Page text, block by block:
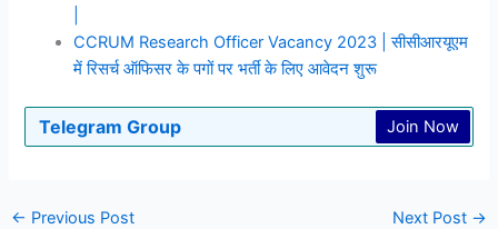
CCRUM Research Officer Vacancy 2023 | सीसीआरयूएम
में रिसर्च ऑफिसर के पगों पर भर्ती के लिए आवेदन शुरू
Telegram Group Join Now
← Previous Post Next Post →